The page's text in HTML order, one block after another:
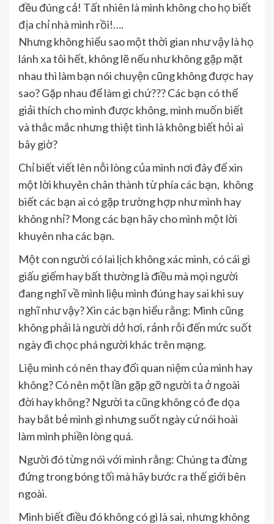
đều đúng cả! Tất nhiên là mình không cho họ biết
địa chỉ nhà mình rồi!….
Nhưng không hiểu sao một thời gian như vậy là họ
lánh xa tôi hết, không lẽ nếu như không gặp mặt
nhau thì làm bạn nói chuyện cũng không được hay
sao? Gặp nhau để làm gì chứ??? Các bạn có thể
giải thích cho mình được không, mình muốn biết
và thắc mắc nhưng thiệt tình là không biết hỏi ai
bây giờ?
Chỉ biết viết lên nỗi lòng của mình nơi đây để xin
một lời khuyên chân thành từ phía các bạn, không
biết các bạn ai có gặp trường hợp như mình hay
không nhỉ? Mong các bạn hãy cho mình một lời
khuyên nha các bạn.
Một con người có lai lịch không xác minh, có cái gì
giấu giếm hay bất thường là điều mà mọi người
đang nghĩ về mình liệu mình đúng hay sai khi suy
nghĩ như vậy? Xin các bạn hiểu rằng: Mình cũng
không phải là người dở hơi, rảnh rỗi đến mức suốt
ngày đi chọc phá người khác trên mạng.
Liệu mình có nên thay đổi quan niệm của mình hay
không? Có nên một lần gặp gỡ người ta ở ngoài
đời hay không? Người ta cũng không có đe dọa
hay bắt bẻ mình gì nhưng suốt ngày cứ nói hoài
làm mình phiền lòng quá.
Người đó từng nói với mình rằng: Chúng ta đừng
đứng trong bóng tối mà hãy bước ra thế giới bên
ngoài.
Mình biết điều đó không có gì là sai, nhưng không